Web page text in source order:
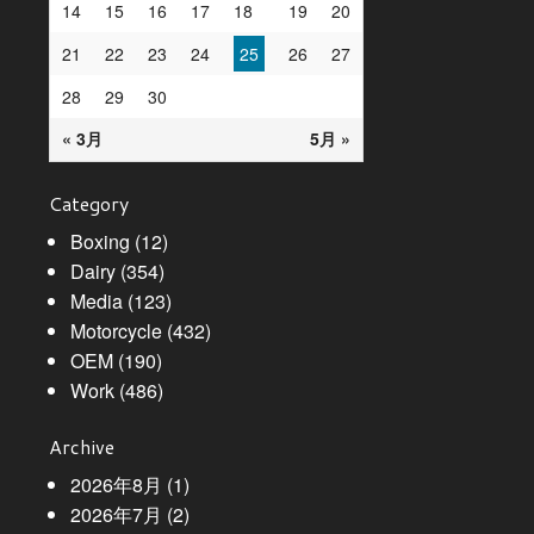
« 3月 5月 »
14
15 16 17 18 19
20
21
22 23 24 25 26
27
28
29 30
Category
Boxing (12)
Dairy(354)
Media(123)
Motorcycle(432)
OEM(190)
Work(486)
Archive
2026年8月 (1)
2026年7月 (2)